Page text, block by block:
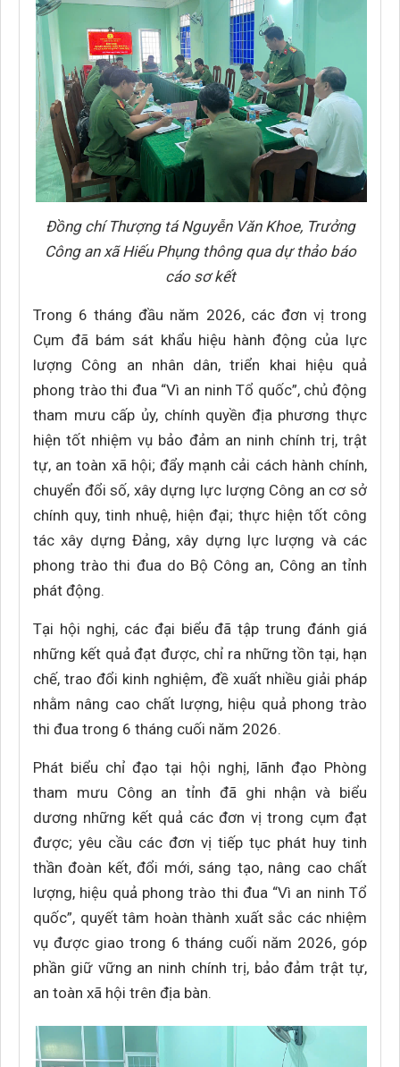
Đồng chí Thượng tá Nguyễn Văn Khoe, Trưởng
Công an xã Hiếu Phụng thông qua dự thảo báo
cáo sơ kết
Trong 6 tháng đầu năm 2026, các đơn vị trong
Cụm đã bám sát khẩu hiệu hành động của lực
lượng Công an nhân dân, triển khai hiệu quả
phong trào thi đua “Vì an ninh Tổ quốc”, chủ động
tham mưu cấp ủy, chính quyền địa phương thực
hiện tốt nhiệm vụ bảo đảm an ninh chính trị, trật
tự, an toàn xã hội; đẩy mạnh cải cách hành chính,
chuyển đổi số, xây dựng lực lượng Công an cơ sở
chính quy, tinh nhuệ, hiện đại; thực hiện tốt công
tác xây dựng Đảng, xây dựng lực lượng và các
phong trào thi đua do Bộ Công an, Công an tỉnh
phát động.
Tại hội nghị, các đại biểu đã tập trung đánh giá
những kết quả đạt được, chỉ ra những tồn tại, hạn
chế, trao đổi kinh nghiệm, đề xuất nhiều giải pháp
nhằm nâng cao chất lượng, hiệu quả phong trào
thi đua trong 6 tháng cuối năm 2026.
Phát biểu chỉ đạo tại hội nghị, lãnh đạo Phòng
tham mưu Công an tỉnh đã ghi nhận và biểu
dương những kết quả các đơn vị trong cụm đạt
được; yêu cầu các đơn vị tiếp tục phát huy tinh
thần đoàn kết, đổi mới, sáng tạo, nâng cao chất
lượng, hiệu quả phong trào thi đua “Vì an ninh Tổ
quốc”, quyết tâm hoàn thành xuất sắc các nhiệm
vụ được giao trong 6 tháng cuối năm 2026, góp
phần giữ vững an ninh chính trị, bảo đảm trật tự,
an toàn xã hội trên địa bàn.